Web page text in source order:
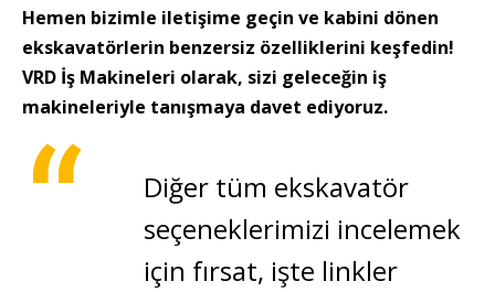
Hemen bizimle iletişime geçin ve kabini dönen
ekskavatörlerin benzersiz özelliklerini keşfedin!
VRD İş Makineleri olarak, sizi geleceğin iş
makineleriyle tanışmaya davet ediyoruz.
Diğer tüm ekskavatör
seçeneklerimizi incelemek
için fırsat, işte linkler